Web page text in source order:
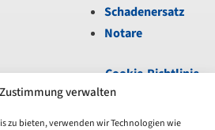
verwalten
zu bieten, verwenden wir Technologien wie
Schadenersatz
Notare
Cookie-Richtlinie
(EU)